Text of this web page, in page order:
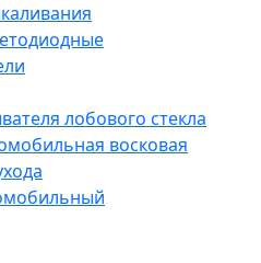
лобового стекла
восковая